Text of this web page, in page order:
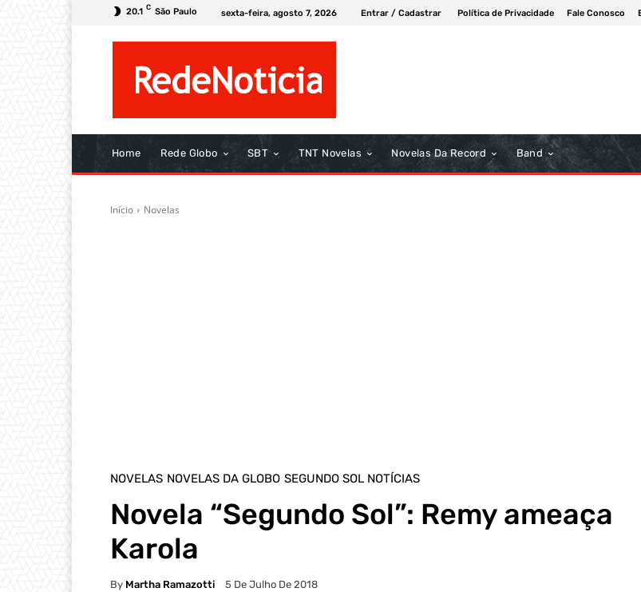
20.1 C São Paulo sexta-feira, agosto 7, 2026 Entrar / Cadastrar Política de Privacidade Fale Conosco
Home Rede Globo SBT TNT Novelas Novelas Da Record Band
Início Novelas
NOVELAS NOVELAS DA GLOBO SEGUNDO SOL NOTÍCIAS
Novela “Segundo Sol”: Remy ameaça
Karola
By Martha Ramazotti 5 De Julho De 2018